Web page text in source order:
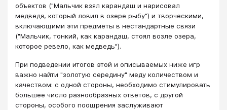
объектов ("Мальчик взял карандаш и нарисовал
медведя, который ловил в озере рыбу") и творческими,
включающими эти предметы в нестандартные связи
("Мальчик, тонкий, как карандаш, стоял возле озера,
которое ревело, как медведь").
При подведении итогов этой и описываемых ниже игр
важно найти "золотую середину" меду количеством и
качеством: с одной стороны, необходимо стимулировать
большее число разнообразных ответов, с другой
стороны, особого поощрения заслуживают